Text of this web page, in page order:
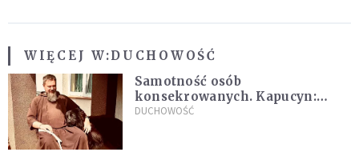
WIĘCEJ W:DUCHOWOŚĆ
Samotność osób
konsekrowanych. Kapucyn:
Życie w pojedynkę rzadko jest
DUCHOWOŚĆ